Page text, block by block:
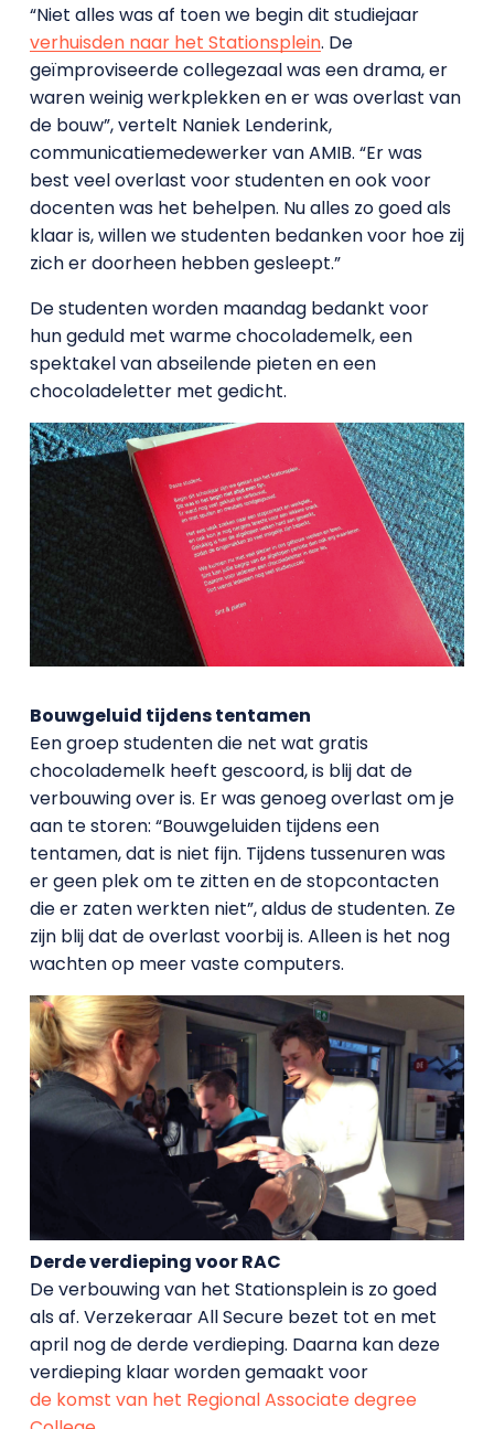
“Niet alles was af toen we begin dit studiejaar
verhuisden naar het Stationsplein. De
geïmproviseerde collegezaal was een drama, er
waren weinig werkplekken en er was overlast van
de bouw”, vertelt Naniek Lenderink,
communicatiemedewerker van AMIB. “Er was
best veel overlast voor studenten en ook voor
docenten was het behelpen. Nu alles zo goed als
klaar is, willen we studenten bedanken voor hoe zij
zich er doorheen hebben gesleept.”
De studenten worden maandag bedankt voor
hun geduld met warme chocolademelk, een
spektakel van abseilende pieten en een
chocoladeletter met gedicht.
Bouwgeluid tijdens tentamen
Een groep studenten die net wat gratis
chocolademelk heeft gescoord, is blij dat de
verbouwing over is. Er was genoeg overlast om je
aan te storen: “Bouwgeluiden tijdens een
tentamen, dat is niet fijn. Tijdens tussenuren was
er geen plek om te zitten en de stopcontacten
die er zaten werkten niet”, aldus de studenten. Ze
zijn blij dat de overlast voorbij is. Alleen is het nog
wachten op meer vaste computers.
Derde verdieping voor RAC
De verbouwing van het Stationsplein is zo goed
als af. Verzekeraar All Secure bezet tot en met
april nog de derde verdieping. Daarna kan deze
verdieping klaar worden gemaakt voor
de komst van het Regional Associate degree